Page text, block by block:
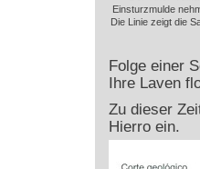
Einsturzmulde
Die Linie zeigt die
Folge einer
Ihre Laven
Zu dieser
Hierro ein.